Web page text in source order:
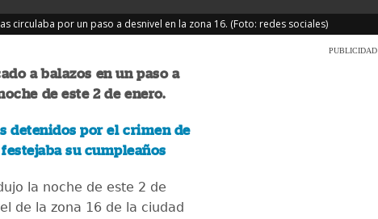
circulaba por un paso a desnivel en la zona 16. (Foto: redes sociales)
a balazos en un paso a
de este 2 de enero.
detenidos por el crimen de
su cumpleaños
la noche de este 2 de
de la zona 16 de la ciudad
PUBLICIDAD